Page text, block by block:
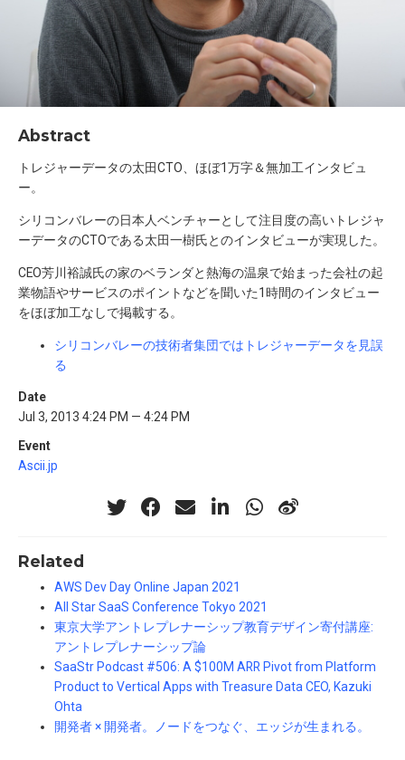
Abstract
トレジャーデータの太田CTO、ほぼ1万字＆無加工インタビュ
ー。
シリコンバレーの日本人ベンチャーとして注目度の高いトレジャ
ーデータのCTOである太田一樹氏とのインタビューが実現した。
CEO芳川裕誠氏の家のベランダと熱海の温泉で始まった会社の起
業物語やサービスのポイントなどを聞いた1時間のインタビュー
をほぼ加工なしで掲載する。
シリコンバレーの技術者集団ではトレジャーデータを見誤
る
Date
Jul 3, 2013 4:24 PM — 4:24 PM
Event
Ascii.jp
Related
AWS Dev Day Online Japan 2021
All Star SaaS Conference Tokyo 2021
東京大学アントレプレナーシップ教育デザイン寄付講座:
アントレプレナーシップ論
SaaStr Podcast #506: A $100M ARR Pivot from Platform
Product to Vertical Apps with Treasure Data CEO, Kazuki
Ohta
開発者 × 開発者。ノードをつなぐ、エッジが生まれる。